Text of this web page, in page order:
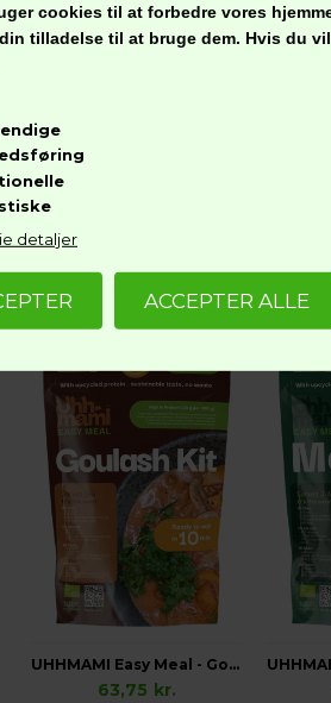
cookies til at forbedre vores
tilladelse til at bruge dem. Hvis du
detaljer
UHHMAMI Easy Meal - Goulash Kit, Økologisk
63,75 kr.